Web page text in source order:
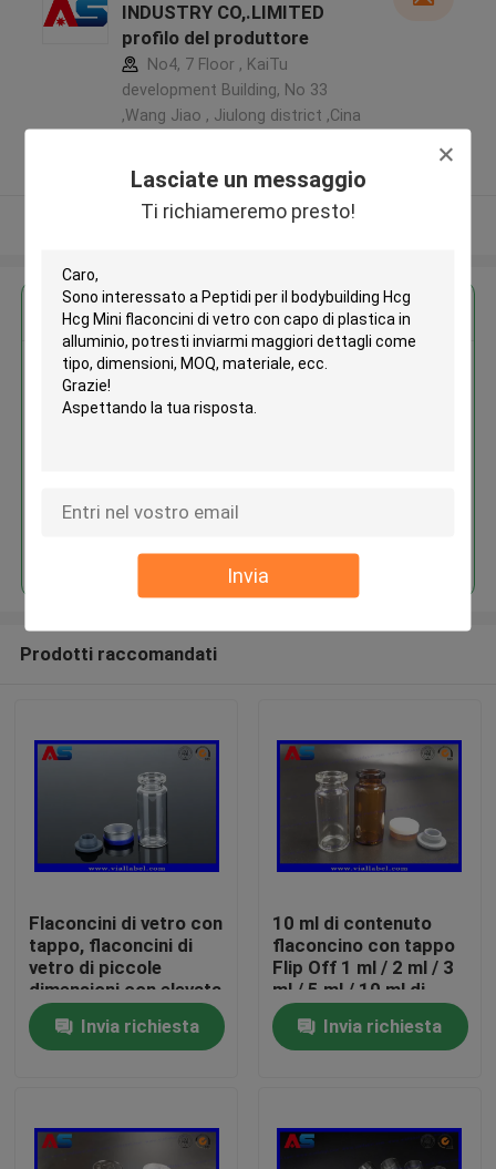
Lasciate un messaggio
Ti richiameremo presto!
Invia
Casa
Circa noi
INDUSTRY CO,.LIMITED
profilo del produttore
No4, 7 Floor , KaiTu
development Building, No 33
,Wang Jiao , Jiulong district ,Cina
Fornitore verificato
Osservi più
Ottieni il miglior prezzo per
Peptidi per il bodybuilding Hcg
Hcg Mini flaconcini di vetro con
Prodotti raccomandati
Flaconcini di vetro con
tappo, flaconcini di
vetro di piccole
dimensioni con elevata
durata e tappo
sbloccabileInvia richiesta
10 ml di contenuto
flaconcino con tappo
Flip Off 1 ml / 2 ml / 3
ml / 5 ml / 10 ml di
contenuto
Invia richiesta